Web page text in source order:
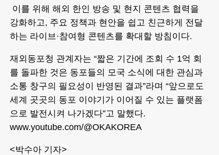
이를 위해 해외 한인 방송 및 현지 콘텐츠 협력을
강화하고, 주요 정책과 현안을 쉽고 친근하게 전달
하는 라이브·참여형 콘텐츠를 확대할 방침이다.
재외동포청 관계자는 “짧은 기간에 조회 수 1억 회
를 돌파한 것은 동포들의 모국 소식에 대한 관심과
소통 창구의 필요성이 반영된 결과”라며 “앞으로도
세계 곳곳의 동포 이야기가 이어질 수 있는 플랫폼
으로 발전시켜 나가겠다”고 말했다.
www.youtube.com/@OKAKOREA
<박수아 기자>